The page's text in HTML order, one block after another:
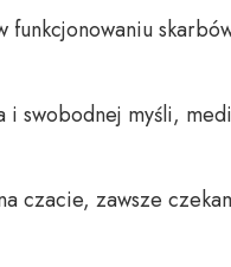
funkcjonowaniu
i swobodnej myśli,
czacie, zawsze